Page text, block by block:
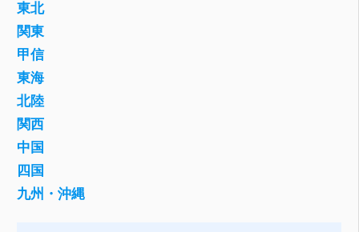
東北
関東
甲信
東海
北陸
関西
中国
四国
九州・沖縄